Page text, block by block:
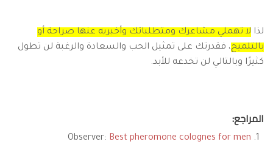
لذا لا تهملي مشاعرك ومتطلباتك وأخبريه عنها صراحة أو
بالتلميح، فقدرتك على تمثيل الحب والسعادة والرغبة لن تطول
كثيرًا وبالتالي لن تخدعه للأبد.
المراجع:
Observer: Best pheromone colognes for men